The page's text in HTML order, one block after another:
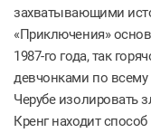
захватывающими
«Приключения»
1987-го года, так
девчонками по
Черубе изолировать
Кренг находит